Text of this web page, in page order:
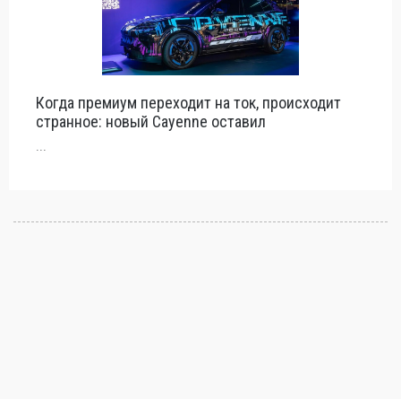
Когда премиум переходит на ток, происходит
странное: новый Cayenne оставил
...